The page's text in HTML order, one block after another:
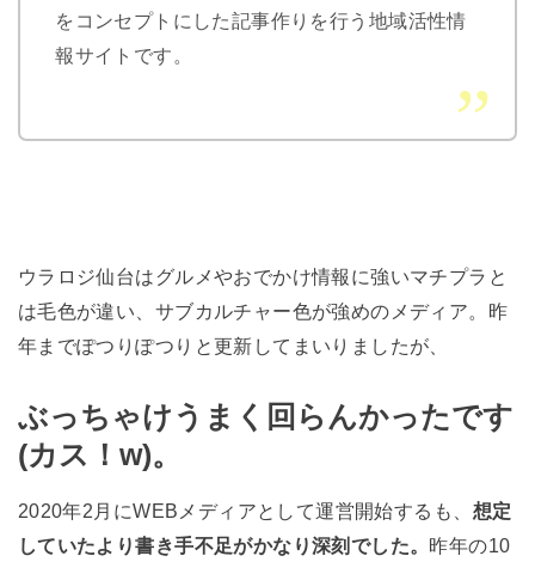
をコンセプトにした記事作りを行う地域活性情
報サイトです。
ウラロジ仙台はグルメやおでかけ情報に強いマチプラと
は毛色が違い、サブカルチャー色が強めのメディア。昨
年までぽつりぽつりと更新してまいりましたが、
ぶっちゃけうまく回らんかったです
(カス！w)。
2020年2月にWEBメディアとして運営開始するも、 想定
していたより書き手不足がかなり深刻でした。 昨年の10